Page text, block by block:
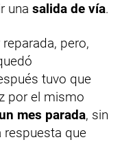
una salida de vía.
pero,
tuvo que
por el mismo
mes parada, sin
respuesta que